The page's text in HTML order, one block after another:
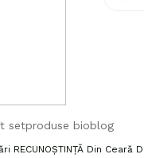
setproduse bioblog
RECUNOȘTINȚĂ Din Ceară